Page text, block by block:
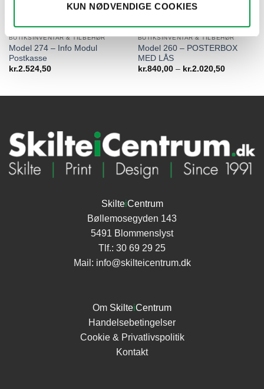
KUN NØDVENDIGE COOKIES
BUTIKSINVENTAR & TILBEHØR
Model 274 – Info Modul
Postkasse
kr.2.524,50
BUTIKSINVENTAR & TILBEHØR
Model 260 – POSTERBOX
MED LÅS
kr.840,00 – kr.2.020,50
SkilteiCentrum
Bøllemosegyden 143
5491 Blommenslyst
Tlf.: 30 69 29 25
Mail: info@skilteicentrum.dk
Om SkilteiCentrum
Handelsebetingelser
Cookie & Privatlivspolitik
Kontakt